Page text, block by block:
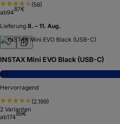
(56)
ab9487€
Lieferung 8. – 11. Aug.
INSTAX Mini EVO Black (USB-C)
8,5
Hervorragend
(2.199)
2 Varianten
ab17489€